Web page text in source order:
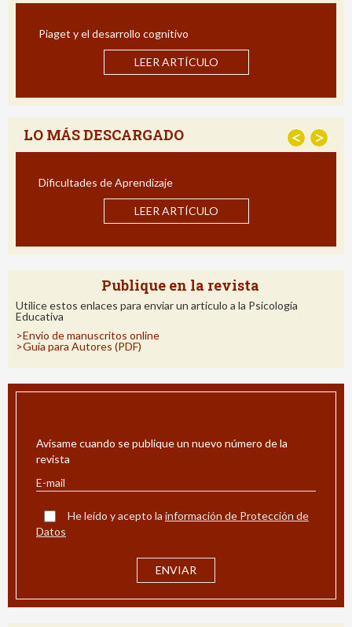
y el desarrollo cognitivo
LEER ARTÍCULO
LO MÁS DESCARGADO < >
de Aprendizaje
LEER ARTÍCULO
Publique en la revista
Utilice estos enlaces para enviar un articulo a la Psicología
Educativa
>Envío de manuscritos online
>Guía para Autores (PDF)
Avísame cuando se publique un nuevo número de la
revista
He leído y acepto la información de Protección de
Datos